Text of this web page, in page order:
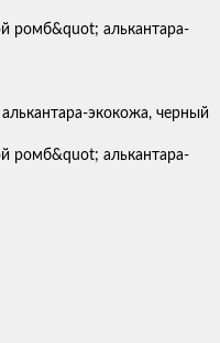
экокожа, черный